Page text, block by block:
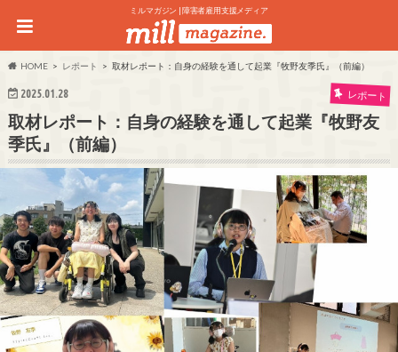
ミルマガジン | 障害者雇用支援メディア
HOME レポート 取材レポート：自身の経験を通して起業『牧野友季氏』（前編）
2025.01.28 レポート
取材レポート：自身の経験を通して起業『牧野友
季氏』（前編）